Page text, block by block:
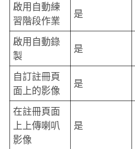
啟用自動練
習階段作業
是
啟用自動錄
製
是
自訂註冊頁
面上的影像
是
在註冊頁面
上上傳喇叭
影像
是